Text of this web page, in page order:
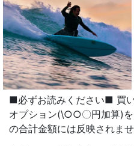
■必ずお読みください■ 買
オプション(\○○〇円加算)
の合計金額には反映されませ